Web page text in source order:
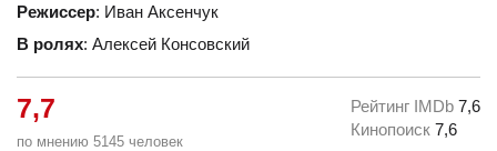
Режиссер: Иван Аксенчук
В ролях: Алексей Консовский
7,7
по мнению 5145 человек
Рейтинг IMDb 7,6
Кинопоиск 7,6